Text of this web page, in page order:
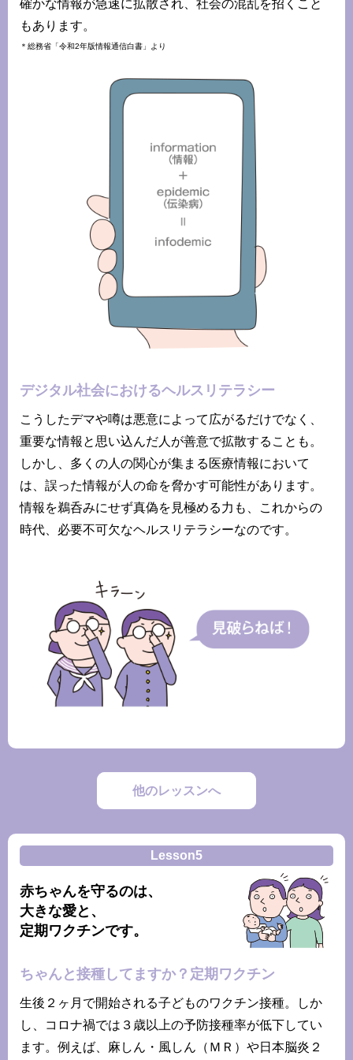
確かな情報が急速に拡散され、社会の混乱を招くこと
もあります。
＊総務省「令和2年版情報通信白書」より
デジタル社会におけるヘルスリテラシー
こうしたデマや噂は悪意によって広がるだけでなく、
重要な情報と思い込んだ人が善意で拡散することも。
しかし、多くの人の関心が集まる医療情報において
は、誤った情報が人の命を脅かす可能性があります。
情報を鵜呑みにせず真偽を見極める力も、これからの
時代、必要不可欠なヘルスリテラシーなのです。
他のレッスンへ
Lesson5
赤ちゃんを守るのは、
大きな愛と、
定期ワクチンです。
ちゃんと接種してますか？定期ワクチン
生後２ヶ月で開始される子どものワクチン接種。しか
し、コロナ禍では３歳以上の予防接種率が低下してい
ます。例えば、麻しん・風しん（ＭＲ）や日本脳炎２